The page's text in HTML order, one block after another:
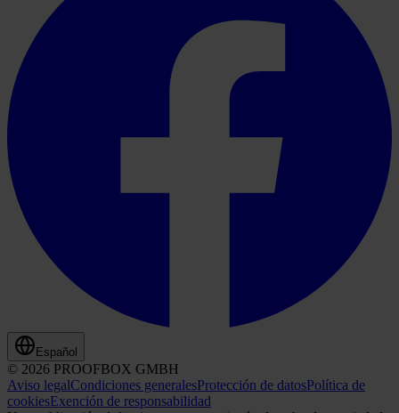
Español
© 2026 PROOFBOX GMBH
Aviso legalCondiciones generalesProtección de datosPolítica de
cookiesExención de responsabilidad